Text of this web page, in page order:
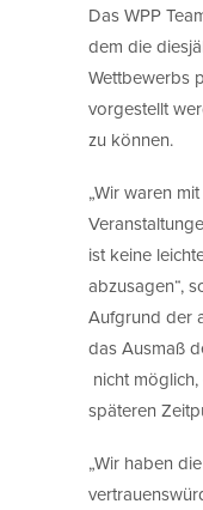
Das WPP
dem die
Wettbewerbs
vorgestellt
zu können.
„Wir waren
ist keine
abzusagen“,
Aufgrund der
das Ausmaß
nicht
späteren
„Wir haben